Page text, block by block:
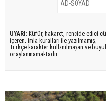
UYARI: Küfür, hakaret, rencide edici
içeren, imla kuralları ile yazılmamış,
Türkçe karakter kullanılmayan ve
onaylanmamaktadır.